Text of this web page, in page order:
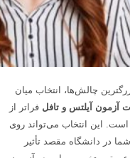
چالش‌ها، انتخاب میان
آزمون آیلتس و تافل فراتر از
است. این انتخاب می‌تواند روی
در دانشگاه مقصد تأثیر